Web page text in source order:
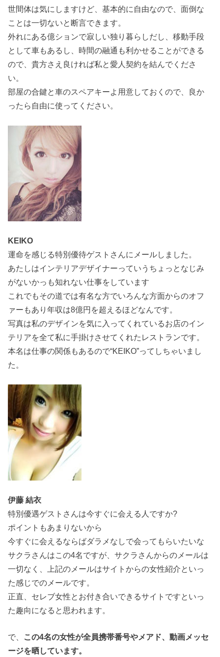
世間体は気にしますけど、基本的に自由なので、面倒な
ことは一切ないと断言できます。
外れにある億ションで寂しい独り暮らしだし、移動手段
として車もあるし、時間の融通も利かせることができる
ので、貴方さえ良ければ私と愛人契約を結んでくださ
い。
部屋の合鍵と車のスペアキーよ用意しておくので、良か
ったら自由に使ってください。
KEIKO
運命を感じる特別優待ゲストさんにメールしました。
あたしはインテリアデザイナーっていうちょっとなじみ
がないかっも知れない仕事をしています
これでもその道では有名な方でいろんな方面からのオフ
ァーもあり年収は8億円を超えるほどなんです。
写真は私のデザインを気に入ってくれているお店のイン
テリアを全て私に手掛けさせてくれたレストランです。
本名は仕事の関係もあるので“KEIKO”ってしちゃいまし
た。
伊藤 結衣
特別優遇ゲストさんは今すぐに会える人ですか?
ポイントもあまりないから
今すぐに会えるならばダラメなしで会ってもらいたいな
サクラさんはこの4名ですが、サクラさんからのメールは
一切なく、上記のメールはサイトからの女性紹介といっ
た感じでのメールです。
正直、セレブ女性とお付き合いできるサイトですといっ
た趣向になると思われます。
で、 この4名の女性が全員携帯番号やメアド、動画メッセ
ージを晒しています。